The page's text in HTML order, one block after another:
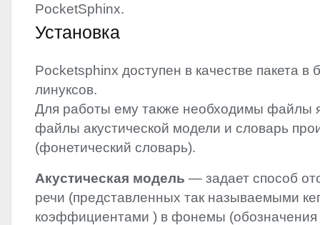
PocketSphinx.
Установка
Pocketsphinx доступен в качестве пакета в
линуксов.
Для работы ему также необходимы файлы
файлы акустической модели и словарь
(фонетический словарь).
Акустическая модель — задает способ
речи (представленных так называемыми
коэффициентами ) в фонемы (обозначения